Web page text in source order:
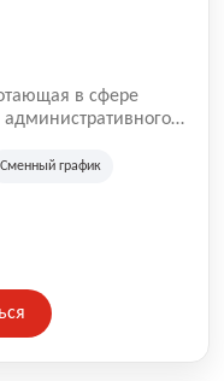
в сфере
административного
и
Сменный график